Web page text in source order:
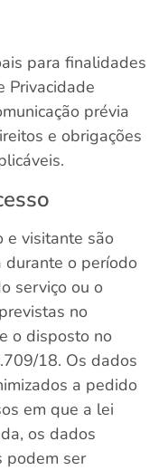
para finalidades
Privacidade
prévia
e obrigações
e visitante são
durante o período
serviço ou o
no
o disposto no
18. Os dados
a pedido
em que a lei
os dados
podem ser